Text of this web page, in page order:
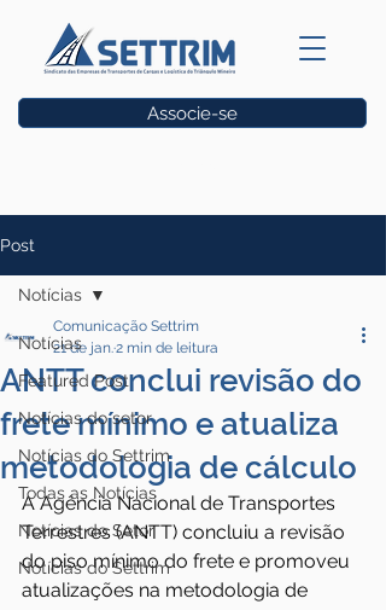
Associe-se
Post
Notícias
Featured Post
Notícias do setor
Notícias do Settrim
Todas as Notícias
Notícias do Setor
Notícias do Settrim
Notícias
ANTT conclui revisão do
frete mínimo e atualiza
metodologia de cálculo
Comunicação Settrim
21 de jan.2 min de leitura
A Agência Nacional de Transportes
Terrestres (ANTT) concluiu a revisão
do piso mínimo do frete e promoveu
atualizações na metodologia de